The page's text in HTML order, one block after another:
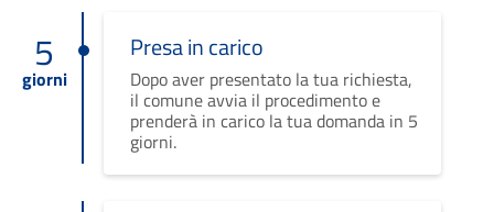
5
giorni
Presa in carico
Dopo aver presentato la tua richiesta,
il comune avvia il procedimento e
prenderà in carico la tua domanda in 5
giorni.